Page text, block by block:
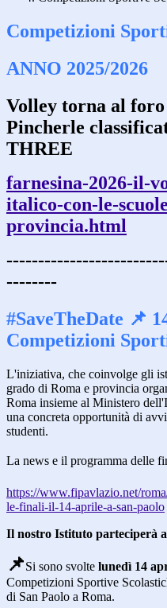
Competizioni
ANNO 2025/2026
Volley torna al
Pincherle
THREE
farnesina-2026-il-
italico-con-le-
provincia.html
--------
#SaveTheDate 📌
Competizioni
L'iniziativa, che coinvolge gli
grado di Roma e provincia
Roma insieme al Ministero
una concreta opportunità di
studenti.
La news e il programma delle
https://www.fipavlazio.net/
le-finali-il-14-aprile-a-san-paolo
Il nostro Istituto parteciperà
📌Si sono svolte lunedì 14
Competizioni Sportive
di San Paolo a Roma.